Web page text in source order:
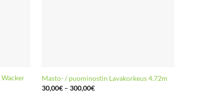
Masto- / puominostin Lavakorkeus 4.72m
30,00€ – 300,00€Hintaluokka: